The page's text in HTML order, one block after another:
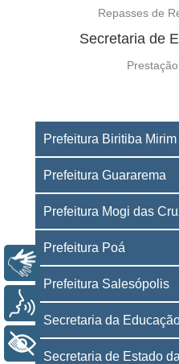
Repasses de
Secretaria de
Prefeitura Biritiba Mirim
Prefeitura Guararema
Prefeitura Mogi das
Prefeitura Poá
Prefeitura Salesópolis
Secretaria da
Secretaria de Estado
Libras
Voz
+ Acessibilidade